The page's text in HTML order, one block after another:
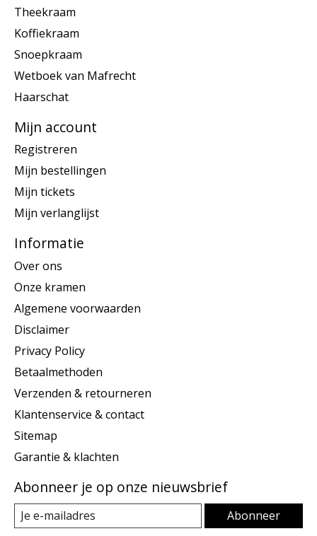
Theekraam
Koffiekraam
Snoepkraam
Wetboek van Mafrecht
Haarschat
Mijn account
Registreren
Mijn bestellingen
Mijn tickets
Mijn verlanglijst
Informatie
Over ons
Onze kramen
Algemene voorwaarden
Disclaimer
Privacy Policy
Betaalmethoden
Verzenden & retourneren
Klantenservice & contact
Sitemap
Garantie & klachten
Abonneer je op onze nieuwsbrief
Abonneer